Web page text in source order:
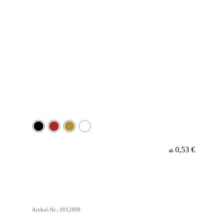
ab 0,53 €
Artikel-Nr.: 0012898